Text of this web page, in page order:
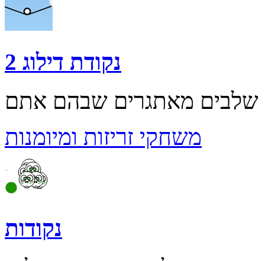
נקודת דילוג 2
משחקי זריזות ומיומנות
נקודות